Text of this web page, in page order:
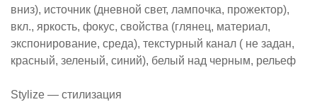
вниз), источник (дневной свет, лампочка, прожектор),
вкл., яркость, фокус, свойства (глянец, материал,
экспонирование, среда), текстурный канал ( не задан,
красный, зеленый, синий), белый над черным, рельеф
Stylize — стилизация